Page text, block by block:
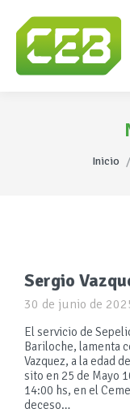
Inicio
Sergio
30 de junio de
El servicio de
Bariloche, lamenta
Vazquez, a la edad
sito en 25 de Mayo
14:00 hs, en el
deceso…